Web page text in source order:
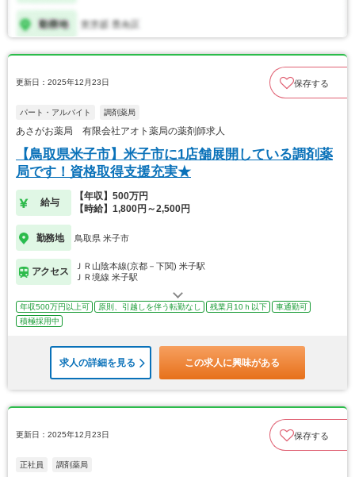
更新日：2025年12月23日 保存する
パート・アルバイト 調剤薬局
あさがお薬局 有限会社アオト薬局の薬剤師求人
【鳥取県米子市】米子市に1店舗展開している調剤薬
局です！資格取得支援充実★
給与
【年収】500万円
【時給】1,800円～2,500円
勤務地 鳥取県 米子市
アクセス
ＪＲ山陰本線(京都－下関) 米子駅
ＪＲ境線 米子駅
年収500万円以上可 原則、引越しを伴う転勤なし 残業月10ｈ以下
車通勤可
積極採用中
求人の詳細を見る この求人に興味がある
更新日：2025年12月23日 保存する
正社員 調剤薬局